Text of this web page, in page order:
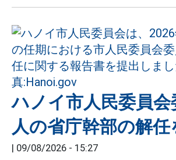
ハノイ市人民委員会
人の省庁幹部の解任
09/08/2026 - 15:27